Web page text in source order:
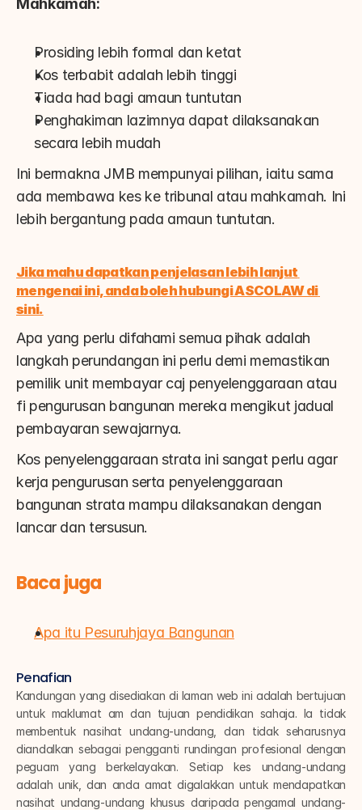
Mahkamah:
Prosiding lebih formal dan ketat
Kos terbabit adalah lebih tinggi
Tiada had bagi amaun tuntutan
Penghakiman lazimnya dapat dilaksanakan
secara lebih mudah
Ini bermakna JMB mempunyai pilihan, iaitu sama
ada membawa kes ke tribunal atau mahkamah. Ini
lebih bergantung pada amaun tuntutan.
Jika mahu dapatkan penjelasan lebih lanjut
mengenai ini, anda boleh hubungi ASCOLAW di
sini.
Apa yang perlu difahami semua pihak adalah
langkah perundangan ini perlu demi memastikan
pemilik unit membayar caj penyelenggaraan atau
fi pengurusan bangunan mereka mengikut jadual
pembayaran sewajarnya.
Kos penyelenggaraan strata ini sangat perlu agar
kerja pengurusan serta penyelenggaraan
bangunan strata mampu dilaksanakan dengan
lancar dan tersusun.
Baca juga
Apa itu Pesuruhjaya Bangunan
Penafian
Kandungan yang disediakan di laman web ini adalah bertujuan
untuk maklumat am dan tujuan pendidikan sahaja. Ia tidak
membentuk nasihat undang-undang, dan tidak seharusnya
diandalkan sebagai pengganti rundingan profesional dengan
peguam yang berkelayakan. Setiap kes undang-undang
adalah unik, dan anda amat digalakkan untuk mendapatkan
nasihat undang-undang khusus daripada pengamal undang-